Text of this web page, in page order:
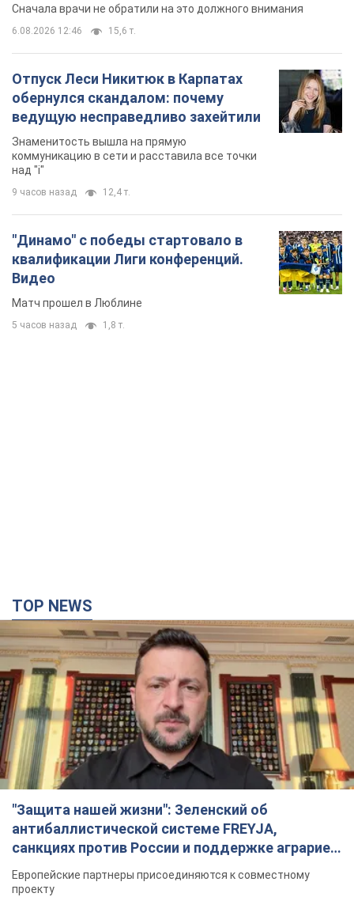
Сначала врачи не обратили на это должного внимания
6.08.2026 12:46 15,6 т.
Отпуск Леси Никитюк в Карпатах
обернулся скандалом: почему
ведущую несправедливо захейтили
Знаменитость вышла на прямую
коммуникацию в сети и расставила все точки
над "i"
9 часов назад 12,4 т.
"Динамо" с победы стартовало в
квалификации Лиги конференций.
Видео
Матч прошел в Люблине
5 часов назад 1,8 т.
TOP NEWS
"Защита нашей жизни": Зеленский об
антибаллистической системе FREYJA,
санкциях против России и поддержке аграриев.
Видео
Европейские партнеры присоединяются к совместному
проекту